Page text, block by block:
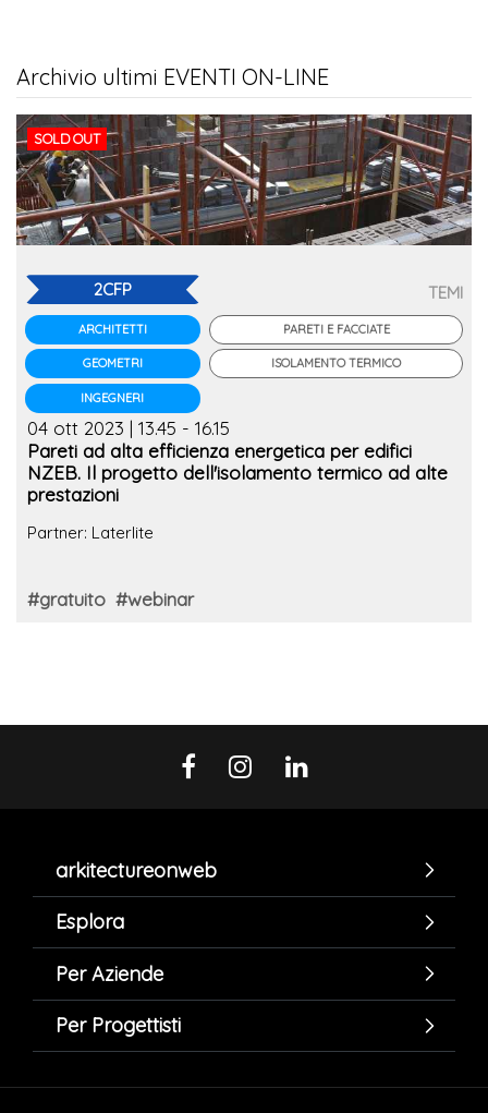
Archivio ultimi EVENTI ON-LINE
SOLD OUT
2CFP
ARCHITETTI
GEOMETRI
INGEGNERI
TEMI
PARETI E FACCIATE
ISOLAMENTO TERMICO
04 ott 2023 | 13.45 - 16.15
Pareti ad alta efficienza energetica per edifici
NZEB. Il progetto dell'isolamento termico ad alte
prestazioni
Partner: Laterlite
#gratuito #webinar
arkitectureonweb
Esplora
Per Aziende
Per Progettisti